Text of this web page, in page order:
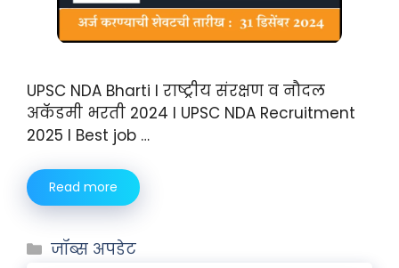
UPSC NDA Bharti I राष्ट्रीय संरक्षण व नौदल
अकॅडमी भरती 2024 I UPSC NDA Recruitment
2025 I Best job …
Read more
जॉब्स अपडेट